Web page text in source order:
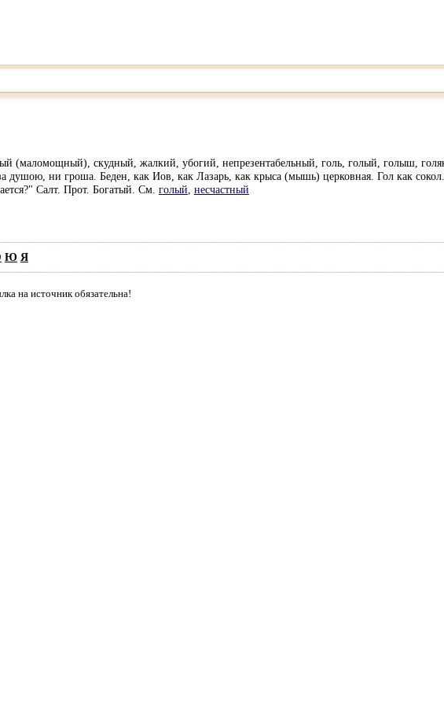
(маломощный), скудный, жалкий, убогий, непрезентабельный, голь, голый, голыш,
ни гроша. Беден, как Иов, как Лазарь, как крыса (мышь) церковная. Гол как сокол.
Салт. Прот. Богатый. См. голый несчастный
Ю Я
на источник обязательна!